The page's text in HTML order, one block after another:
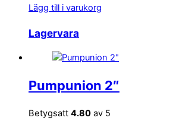
Lägg till i varukorg
Lagervara
Pumpunion 2″
Betygsatt 4.80 av 5